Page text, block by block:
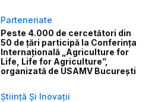
Parteneriate
Peste 4.000 de cercetători din
50 de țări participă la Conferința
Internațională „Agriculture for
Life, Life for Agriculture”,
organizată de USAMV București
Știință Și Inovații